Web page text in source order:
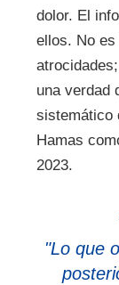
dolor. El
ellos. No
una verdad
sistemático
Hamas
2023.
"Lo que